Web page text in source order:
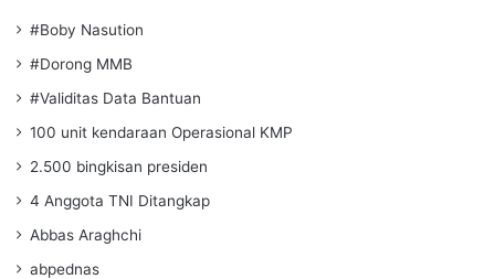
#Boby Nasution
#Dorong MMB
#Validitas Data Bantuan
100 unit kendaraan Operasional KMP
2.500 bingkisan presiden
4 Anggota TNI Ditangkap
Abbas Araghchi
abpednas